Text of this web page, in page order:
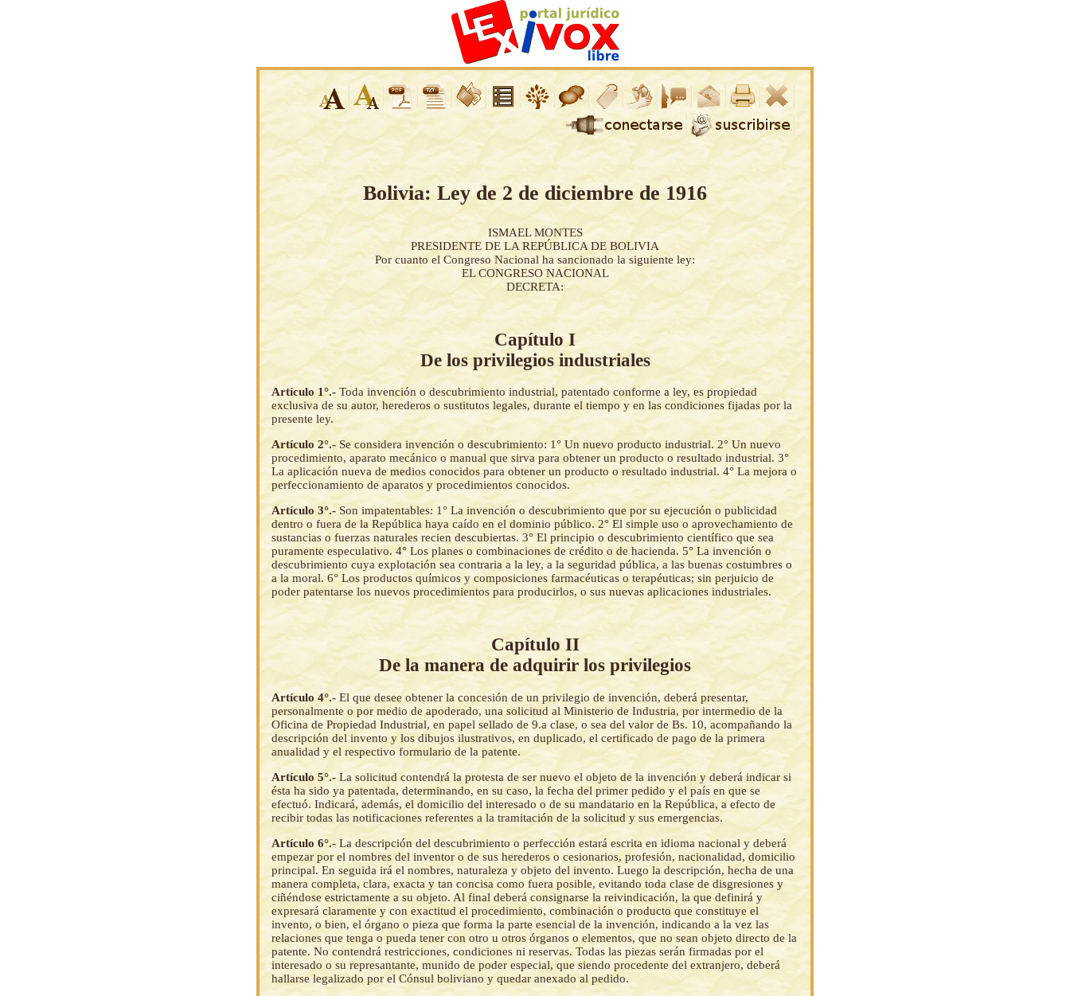
Bolivia: Ley de 2 de diciembre de 1916
ISMAEL MONTES
PRESIDENTE DE LA REPÚBLICA DE BOLIVIA
Por cuanto el Congreso Nacional ha sancionado la siguiente ley:
EL CONGRESO NACIONAL
DECRETA:
Capítulo I
De los privilegios industriales
Artículo 1°.- Toda invención o descubrimiento industrial, patentado conforme a ley, es propiedad
exclusiva de su autor, herederos o sustitutos legales, durante el tiempo y en las condiciones fijadas por la
presente ley.
Artículo 2°.- Se considera invención o descubrimiento: 1° Un nuevo producto industrial. 2° Un nuevo
procedimiento, aparato mecánico o manual que sirva para obtener un producto o resultado industrial. 3°
La aplicación nueva de medios conocidos para obtener un producto o resultado industrial. 4° La mejora o
perfeccionamiento de aparatos y procedimientos conocidos.
Artículo 3°.- Son impatentables: 1° La invención o descubrimiento que por su ejecución o publicidad
dentro o fuera de la República haya caído en el dominio público. 2° El simple uso o aprovechamiento de
sustancias o fuerzas naturales recien descubiertas. 3° El principio o descubrimiento científico que sea
puramente especulativo. 4° Los planes o combinaciones de crédito o de hacienda. 5° La invención o
descubrimiento cuya explotación sea contraria a la ley, a la seguridad pública, a las buenas costumbres o
a la moral. 6° Los productos químicos y composiciones farmacéuticas o terapéuticas; sin perjuicio de
poder patentarse los nuevos procedimientos para producirlos, o sus nuevas aplicaciones industriales.
Capítulo II
De la manera de adquirir los privilegios
Artículo 4°.- El que desee obtener la concesión de un privilegio de invención, deberá presentar,
personalmente o por medio de apoderado, una solicitud al Ministerio de Industria, por intermedio de la
Oficina de Propiedad Industrial, en papel sellado de 9.a clase, o sea del valor de Bs. 10, acompañando la
descripción del invento y los dibujos ilustrativos, en duplicado, el certificado de pago de la primera
anualidad y el respectivo formulario de la patente.
Artículo 5°.- La solicitud contendrá la protesta de ser nuevo el objeto de la invención y deberá indicar si
ésta ha sido ya patentada, determinando, en su caso, la fecha del primer pedido y el país en que se
efectuó. Indicará, además, el domicilio del interesado o de su mandatario en la República, a efecto de
recibir todas las notificaciones referentes a la tramitación de la solicitud y sus emergencias.
Artículo 6°.- La descripción del descubrimiento o perfección estará escrita en idioma nacional y deberá
empezar por el nombres del inventor o de sus herederos o cesionarios, profesión, nacionalidad, domicilio
principal. En seguida irá el nombres, naturaleza y objeto del invento. Luego la descripción, hecha de una
manera completa, clara, exacta y tan concisa como fuera posible, evitando toda clase de disgresiones y
ciñéndose estrictamente a su objeto. Al final deberá consignarse la reivindicación, la que definirá y
expresará claramente y con exactitud el procedimiento, combinación o producto que constituye el
invento, o bien, el órgano o pieza que forma la parte esencial de la invención, indicando a la vez las
relaciones que tenga o pueda tener con otro u otros órganos o elementos, que no sean objeto directo de la
patente. No contendrá restricciones, condiciones ni reservas. Todas las piezas serán firmadas por el
interesado o su represantante, munido de poder especial, que siendo procedente del extranjero, deberá
hallarse legalizado por el Cónsul boliviano y quedar anexado al pedido.